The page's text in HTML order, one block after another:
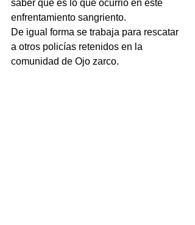
saber qué es lo que ocurrió en éste
enfrentamiento sangriento.
De igual forma se trabaja para rescatar
a otros policías retenidos en la
comunidad de Ojo zarco.